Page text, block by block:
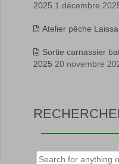
2025 1 décembre
Atelier pêche
Sortie carnassier
2025 20 novembre
Rechercher :